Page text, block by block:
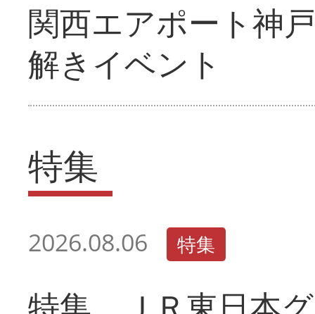
関西エアポート神
解きイベント
特集
2026.08.06 特集